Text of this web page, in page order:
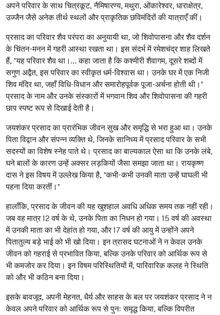
अपने परिवार के साथ चित्रकूट, नैमिषारण्य, मथुरा, ओंकारेश्वर, धाराक्षेत्र,
उज्जैन जैसे अनेक तीर्थ स्थलों और प्राकृतिक छविमंदिरों की यात्राएँ कीं।
प्रसाद का परिवार शैव परंपरा का अनुयायी था, जो शिवोपासना और शैव दर्शन
के चिंतन-मनन में गहरी आस्था रखता था। इस संदर्भ में रमेशचंद्र शाह लिखते
हैं, "यह परिवार शैव था।... कहा जाता है कि कश्मीरी शैवागम, दूसरे शब्दों में
सगुण अद्वैत, इस परिवार का स्वीकृत धर्म-विश्वास था। उनके घर में एक निजी
शिव मंदिर था, जहाँ विधि-विधान और समारोहपूर्वक पूजा-अर्चना होती थी।"
प्रसाद के नाम और उनके संस्कारों में भगवान शिव और शिवोपासना की गहरी
छाप स्पष्ट रूप से दिखाई देती है।
जयशंकर प्रसाद का प्रारंभिक जीवन सुख और समृद्धि से भरा हुआ था। उनके
पिता विद्वान और संपन्न व्यक्ति थे, जिनके सानिध्य में प्रसाद परिवार के सभी
सदस्यों का विशेष स्नेह पाते थे। प्रसाद का बाल्यकाल ऐसा था कि उनके लंबे,
घने बालों के कारण उन्हें अक्सर लड़कियों जैसा समझा जाता था। रायकृष्ण
दास ने इस विषय में उल्लेख किया है, "कभी-कभी उनकी माता उन्हें घाघली भी
पहना दिया करतीं।"
हालाँकि, प्रसाद के जीवन की यह खुशहाल अवधि अधिक समय तक नहीं रही।
जब वह मात्र 12 वर्ष के थे, उनके पिता का निधन हो गया। 15 वर्ष की अवस्था
में उनकी माता का भी देहांत हो गया, और 17 वर्ष की आयु में उन्होंने अपने
पितातुल्य बड़े भाई को भी खो दिया। इन त्रासद घटनाओं ने न केवल उनके
जीवन को गहराई से प्रभावित किया, बल्कि उनके परिवार को आर्थिक रूप से
भी कमजोर कर दिया। इन विषम परिस्थितियों में, पारिवारिक कलह ने स्थिति
को और भी कठिन बना दिया।
इसके बावजूद, अपनी मेहनत, धैर्य और साहस के बल पर जयशंकर प्रसाद ने न
केवल अपने परिवार को आर्थिक रूप से पुनः समृद्ध किया, बल्कि विपरीत